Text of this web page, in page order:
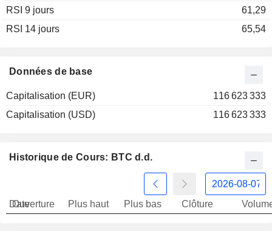
Données de base
Capitalisation (EUR)
116 623 333
Capitalisation (USD)
116 623 333
RSI 9 jours
61,29
RSI 14 jours
65,54
Historique de Cours: BTC d.d.
Date
Ouverture Plus haut Plus bas Clôture